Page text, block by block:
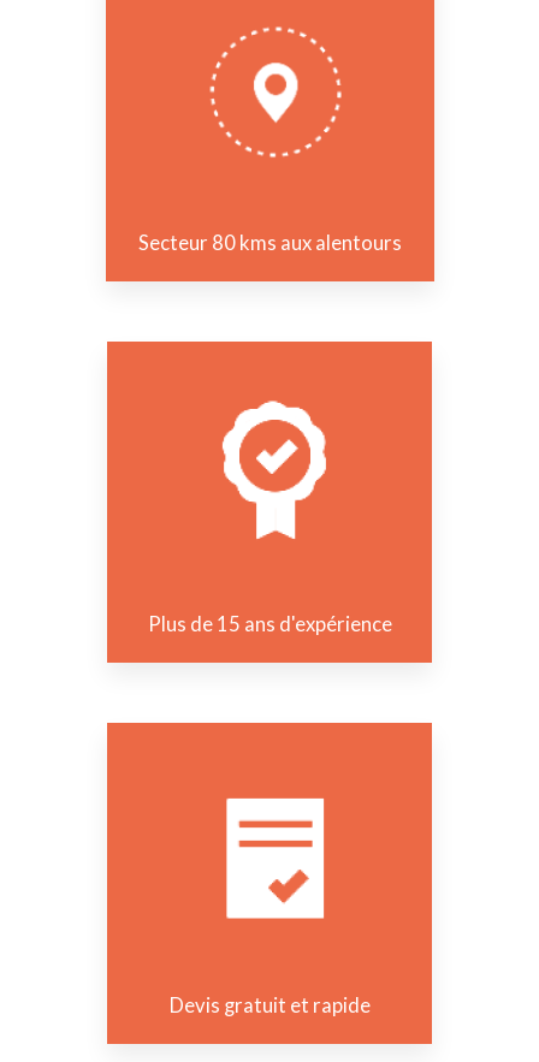
Secteur 80 kms aux alentours
Plus de 15 ans d'expérience
Devis gratuit et rapide